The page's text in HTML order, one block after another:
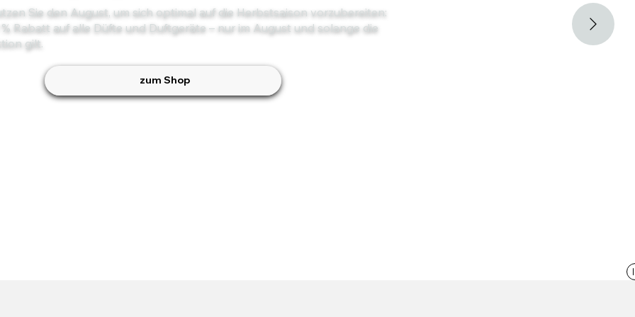
Sie den August, um sich optimal auf die Herbstsaison vorzubereiten:
% Rabatt auf alle Düfte und Duftgeräte – nur im August und solange die
gilt.
zum Shop